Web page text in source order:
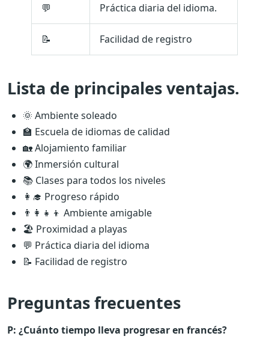
💬 Práctica diaria del idioma.
📝 Facilidad de registro
Lista de principales ventajas.
🌞 Ambiente soleado
🏫 Escuela de idiomas de calidad
🏡 Alojamiento familiar
🌍 Inmersión cultural
📚 Clases para todos los niveles
👩‍🎓 Progreso rápido
👨‍👩‍👧‍👦 Ambiente amigable
🏖️ Proximidad a playas
💬 Práctica diaria del idioma
📝 Facilidad de registro
Preguntas frecuentes
P: ¿Cuánto tiempo lleva progresar en francés?